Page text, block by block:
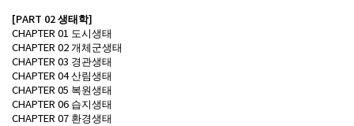
[PART 02 생태학]
CHAPTER 01 도시생태
CHAPTER 02 개체군생태
CHAPTER 03 경관생태
CHAPTER 04산림생태
CHAPTER 05 복원생태
CHAPTER 06 습지생태
CHAPTER 07 환경생태